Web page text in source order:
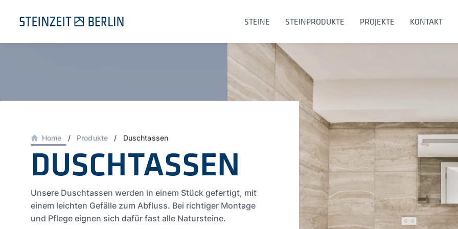
Inhalt
STEINE STEINPRODUKTE PROJEKTE KONTAKT
Home / Produkte / Duschtassen
DUSCHTASSEN
Unsere Duschtassen werden in einem Stück gefertigt, mit
einem leichten Gefälle zum Abfluss. Bei richtiger Montage
und Pflege eignen sich dafür fast alle Natursteine.